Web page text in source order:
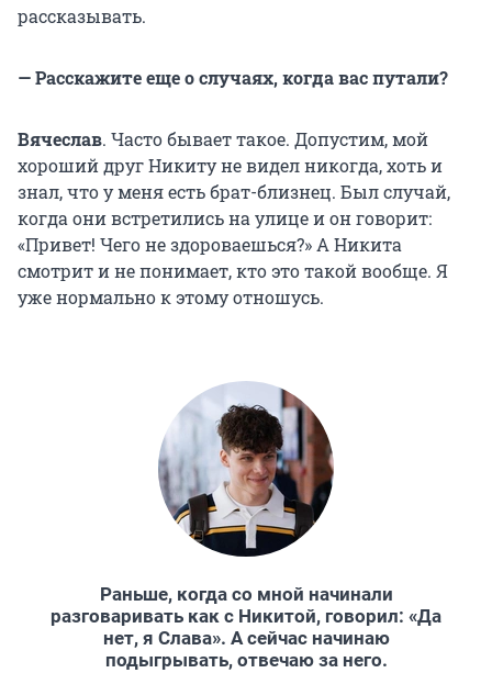
рассказывать.
— Расскажите еще о случаях, когда вас путали?
Вячеслав. Часто бывает такое. Допустим, мой
хороший друг Никиту не видел никогда, хоть и
знал, что у меня есть брат-близнец. Был случай,
когда они встретились на улице и он говорит:
«Привет! Чего не здороваешься?» А Никита
смотрит и не понимает, кто это такой вообще. Я
уже нормально к этому отношусь.
Раньше, когда со мной начинали
разговаривать как с Никитой, говорил: «Да
нет, я Слава». А сейчас начинаю
подыгрывать, отвечаю за него.